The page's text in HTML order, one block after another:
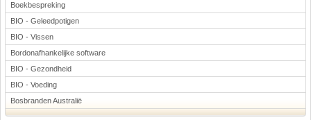
Boekbespreking
BIO - Geleedpotigen
BIO - Vissen
Bordonafhankelijke software
BIO - Gezondheid
BIO - Voeding
Bosbranden Australië